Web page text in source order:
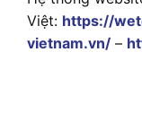
Việt: https://
vietnam.vn/ –